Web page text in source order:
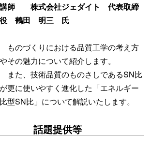
講師 株式会社ジェダイト 代表取締
役 鶴田 明三 氏
ものづくりにおける品質工学の考え方
やその魅力について紹介します。
また、技術品質のものさしであるSN比
が更に使いやすく進化した「エネルギー
比型SN比」について解説いたします。
題提供等